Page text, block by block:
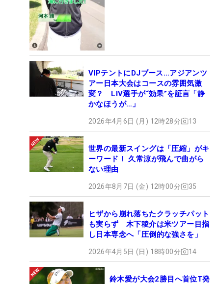
VIPテントにDJブース…アジアンツ
アー日本大会はコースの雰囲気激
変？ LIV選手が“効果”を証言「静
かなほうが…」
2026年4月6日 (月) 12時28分 13
世界の最新スイングは「圧縮」がキ
ーワード！ 久常涼が飛んで曲がら
ない理由
2026年8月7日 (金) 12時00分 35
ヒザから崩れ落ちたクラッチパット
も実らず 木下稜介は米ツアー目指
し日本専念へ「圧倒的な強さを」
2026年4月5日 (日) 18時00分 14
鈴木愛が大会2勝目へ首位T発